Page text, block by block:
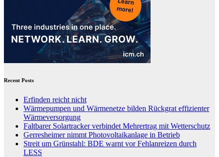
Recent Posts
Erfinden reicht nicht
Wärmepumpen und Wärmenetze bilden Rückgrat effizienter
Wärmeversorgung
Faltbarer Solartracker verbindet Mehrertrag mit Wetterschutz
Gerresheimer nimmt Photovoltaikanlage in Betrieb
Streit um Grünstahl: BDE warnt vor Fehlanreizen durch
LESS